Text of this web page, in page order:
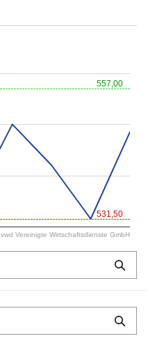
557,00
531,50
vwd Vereinigte Wirtschaftsdienste GmbH